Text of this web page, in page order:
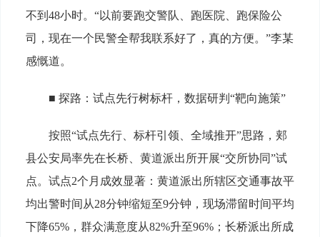
不到48小时。“以前要跑交警队、跑医院、跑保险公
司，现在一个民警全帮我联系好了，真的方便。”李某
感慨道。
■ 探路：试点先行树标杆，数据研判“靶向施策”
按照“试点先行、标杆引领、全域推开”思路，郏
县公安局率先在长桥、黄道派出所开展“交所协同”试
点。试点2个月成效显著：黄道派出所辖区交通事故平
均出警时间从28分钟缩短至9分钟，现场滞留时间平均
下降65%，群众满意度从82%升至96%；长桥派出所成